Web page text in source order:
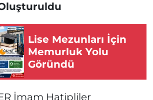
Lise Mezunları İçin
Memurluk Yolu
Göründü
İmam Hatipliler